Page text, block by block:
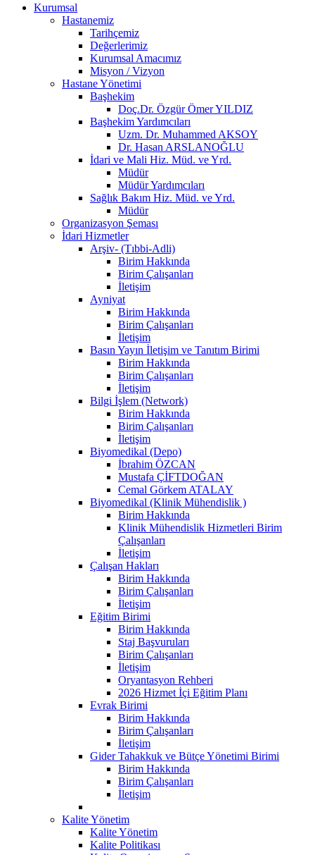
Kurumsal
Hastanemiz
Tarihçemiz
Değerlerimiz
Kurumsal Amacımız
Misyon / Vizyon
Hastane Yönetimi
Başhekim
Doç.Dr. Özgür Ömer YILDIZ
Başhekim Yardımcıları
Uzm. Dr. Muhammed AKSOY
Dr. Hasan ARSLANOĞLU
İdari ve Mali Hiz. Müd. ve Yrd.
Müdür
Müdür Yardımcıları
Sağlık Bakım Hiz. Müd. ve Yrd.
Müdür
Organizasyon Şeması
İdari Hizmetler
Arşiv- (Tıbbi-Adli)
Birim Hakkında
Birim Çalışanları
İletişim
Ayniyat
Birim Hakkında
Birim Çalışanları
İletişim
Basın Yayın İletişim ve Tanıtım Birimi
Birim Hakkında
Birim Çalışanları
İletişim
Bilgi İşlem (Network)
Birim Hakkında
Birim Çalışanları
İletişim
Biyomedikal (Depo)
İbrahim ÖZCAN
Mustafa ÇİFTDOĞAN
Cemal Görkem ATALAY
Biyomedikal (Klinik Mühendislik )
Birim Hakkında
Klinik Mühendislik Hizmetleri Birim
Çalışanları
İletişim
Çalışan Hakları
Birim Hakkında
Birim Çalışanları
İletişim
Eğitim Birimi
Birim Hakkında
Staj Başvuruları
Birim Çalışanları
İletişim
Oryantasyon Rehberi
2026 Hizmet İçi Eğitim Planı
Evrak Birimi
Birim Hakkında
Birim Çalışanları
İletişim
Gider Tahakkuk ve Bütçe Yönetimi Birimi
Birim Hakkında
Birim Çalışanları
İletişim
Kalite Yönetim
Kalite Yönetim
Kalite Politikası